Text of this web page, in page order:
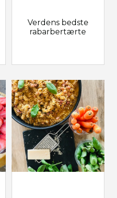
Verdens bedste
rabarbertærte